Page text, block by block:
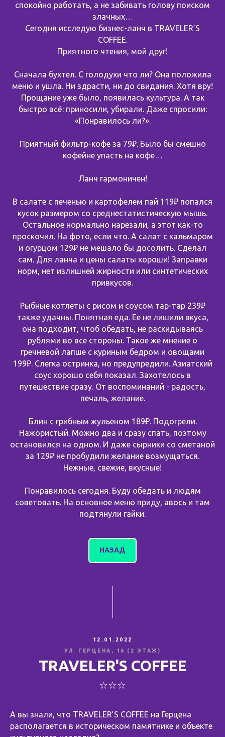
спокойно работать, а не забивать голову поиском
злачных…
Сегодня исследую бизнес-ланч в TRAVELER’S
COFFEE.
Приятного чтения, мой друг!
Сначала бухтел. С голодухи что ли? Она положила
меню и ушла. Ни здрасти, ни до свидания. Хотя вру!
Прощание уже было, появилась культура. А так
быстро всё: приносили, убирали. Даже спросили:
«Понравилось ли?».
Приятный фильтр-кофе за 79₽. Было бы смешно
кофейне упасть на кофе…
Ланч гармоничен!
В салате с печенью и картофелем пай 119₽ попался
кусок размером со среднестатистическую мышь.
Остальное нормально нарезали, а этот как-то
проскочил. На фото, если что. А салат с кальмаром
и огурцом 129₽ не мешало бы досолить. Сделал
сам. Для ланча и цены салаты хороши! Заправки
норм, нет излишней жирности или синтетических
привкусов.
Рыбные котлеты с рисом и соусом тар-тар 239₽
также удачны. Понятная еда. Ее не лишили вкуса,
она подходит, чтоб обедать, не раскидываясь
рублями во все стороны. Такое же мнение о
гречневой лапше с куриным бедром и овощами
199₽. Слегка остринка, но предупредили. Азиатский
соус хорошо себя показал. Захотелось в
путешествие сразу. От воспоминаний - радость,
печаль, желание.
Блин с грибным жульеном 189₽. Подогрели.
Нажористый. Можно два и сразу спать, поэтому
остановился на одном. И даже сырники со сметаной
за 129₽ не пробудили желание возмущаться.
Нежные, свежие, вкусные!
Понравилось сегодня. Буду обедать и людям
советовать. На основное меню приду, авось и там
подтянули гайки.
НАЗАД
12.01.2022
УЛ. ГЕРЦЕНА, 16 (2 ЭТАЖ)
TRAVELER'S COFFEE
☆☆☆
А вы знали, что TRAVELER’S COFFEE на Герцена
располагается в историческом памятнике и объекте